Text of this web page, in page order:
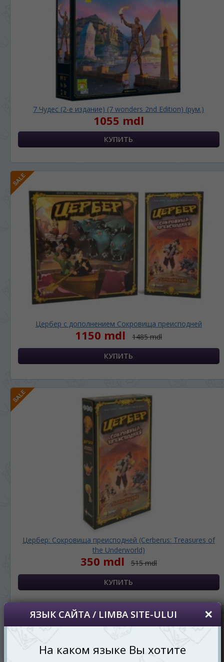
7 Чудес (2-е издание) (7 wonders 2nd Edition) (рум.)
1055 mdl
Цербер с дополнением Сокровища преисподней
1150 mdl 1485 mdl
Цербер: Сокровища преисподней (Cerberus: Treasures of
the Underworld)
350 mdl 515 mdl
ЯЗЫК САЙТА / LIMBA SITE-ULUI
На каком языке Вы хотите
просматривать наш сайт?
În ce limbă ați dori să vedeți site-ul nostru?
Беспокоим Вас только один раз, далее
сохраним Ваш выбор языка.
Vă vom deranja doar o singură dată, apoi vă
vom salva alegerea limbii.
*Если вы хотите переключить язык
Dacă doriți să schimbați limba site-ului, puteți
oricând să faceți asta în colțul din dreapta sus
al paginii.
RU